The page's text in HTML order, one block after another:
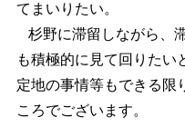
てまいりたい。
杉野に滞留しながら、
も積極的に見て回りたい
定地の事情等もできる限
ころでございます。